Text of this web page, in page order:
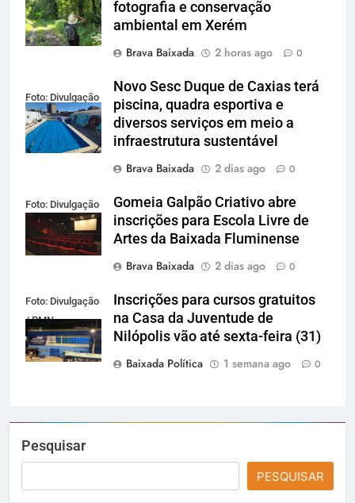
fotografia e conservação
ambiental em Xerém
Brava Baixada
2 horas ago 0
Foto: Divulgação
Novo Sesc Duque de Caxias terá
piscina, quadra esportiva e
diversos serviços em meio a
infraestrutura sustentável
Brava Baixada
2 dias ago 0
Foto: Divulgação
Gomeia Galpão Criativo abre
inscrições para Escola Livre de
Artes da Baixada Fluminense
Brava Baixada
2 dias ago 0
Foto: Divulgação
/ PMN
Inscrições para cursos gratuitos
na Casa da Juventude de
Nilópolis vão até sexta-feira (31)
Baixada Política
1 semana ago 0
Pesquisar
PESQUISAR